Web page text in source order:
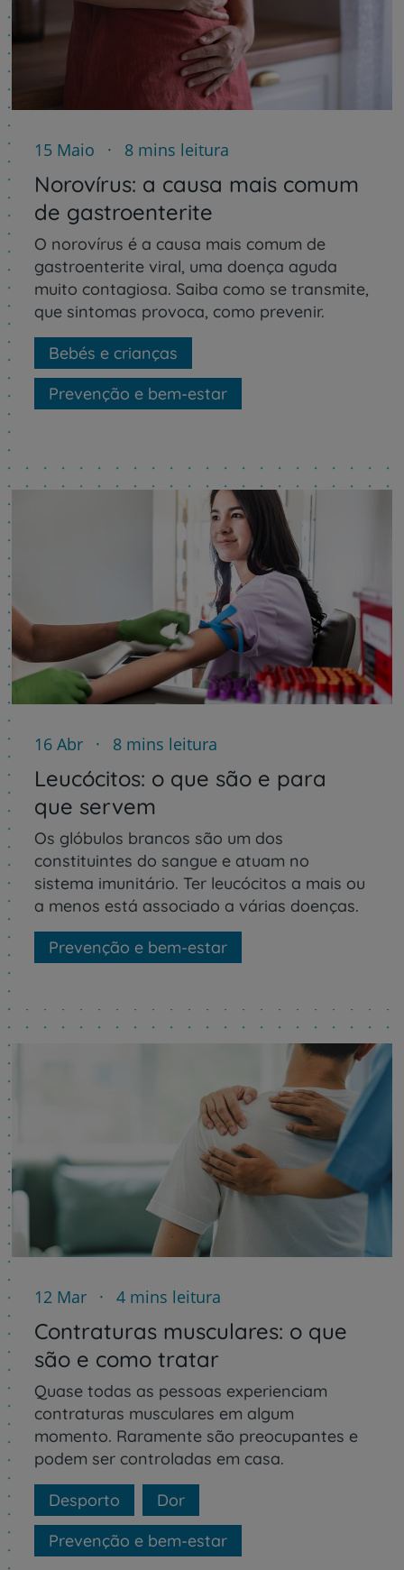
15 Maio 8 mins leitura
Norovírus: a causa mais comum
de gastroenterite
O norovírus é a causa mais comum de
gastroenterite viral, uma doença aguda
muito contagiosa. Saiba como se transmite,
que sintomas provoca, como prevenir.
Bebés e crianças
Prevenção e bem-estar
16 Abr 8 mins leitura
Leucócitos: o que são e para
que servem
Os glóbulos brancos são um dos
constituintes do sangue e atuam no
sistema imunitário. Ter leucócitos a mais ou
a menos está associado a várias doenças.
Prevenção e bem-estar
12 Mar 4 mins leitura
Contraturas musculares: o que
são e como tratar
Quase todas as pessoas experienciam
contraturas musculares em algum
momento. Raramente são preocupantes e
podem ser controladas em casa.
Desporto
Dor
Prevenção e bem-estar